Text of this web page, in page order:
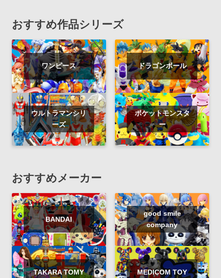
おすすめ作品シリーズ
ワンピース ドラゴンボール
ウルトラマンシリ
ーズ
ポケットモンスタ
ー
おすすめメーカー
BANDAI
good smile
company
TAKARA TOMY MEDICOM TOY